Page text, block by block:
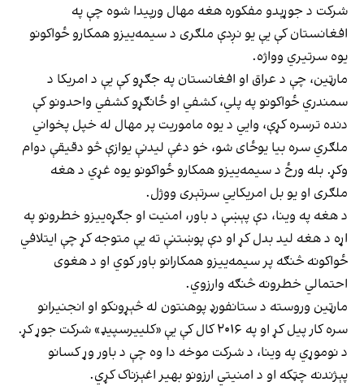
شرکت د جوړېدو مفکوره هغه مهال ورپیدا شوه چې په
افغانستان کې یې یو نږدې ملګری د سیمه‌ییزو همکارو ځواکونو
یوه سرتیري وواژه.
مارټین، چې د عراق او افغانستان په جګړو کې یې د امریکا د
سمندري ځواکونو په پلي، کشفي او ځانګړو کشفي واحدونو کې
دنده ترسره کړې، وایي د یوه ماموریت پر مهال له خپل پخواني
ملګري سره بیا یوځای شو، خو دغې لیدنې یوازې څو دقیقې دوام
وکړ. بله ورځ د سیمه‌ییزو همکارو ځواکونو یوه غړي د هغه
ملګری او یو بل امریکايي سرتېری ووژل.
د هغه په وینا، دې پېښې د باور، امنیت او جګړه‌ییزو خطرونو په
اړه د هغه لید بدل کړ او دې پوښتنې ته یې متوجه کړ چې ایتلافي
ځواکونه څنګه پر سیمه‌ییزو همکارانو باور کوي او د هغوی
احتمالي خطرونه څنګه وارزوي.
مارټین وروسته د ستانفورډ پوهنتون له څېړونکو او انجنیرانو
سره کار پیل کړ او په ۲۰۱۶ کال کې یې «کلییرسپیډ» شرکت جوړ کړ.
د نوموړي په وینا، د شرکت موخه دا وه چې د باور وړ کسانو
پېژندنه چټکه او د امنیتي ارزونو بهیر اغېزناک کړي.